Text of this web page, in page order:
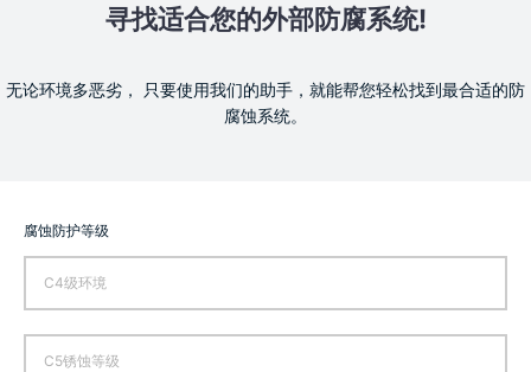
寻找适合您的外部防腐系统!
无论环境多恶劣， 只要使用我们的助手，就能帮您轻松找到最合适的防
腐蚀系统。
腐蚀防护等级
C4级环境
C5锈蚀等级